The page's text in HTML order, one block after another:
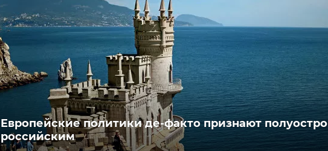
Eвропейские политики де-факто признают
российским